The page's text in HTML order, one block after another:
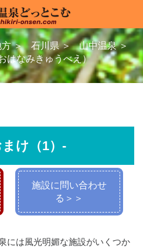
＞ 石川県 ＞
山中温泉 ＞
はなみきゅうべえ）
け（1）-
施設に問い合わせ
る＞＞
には風光明媚な施設がいくつか